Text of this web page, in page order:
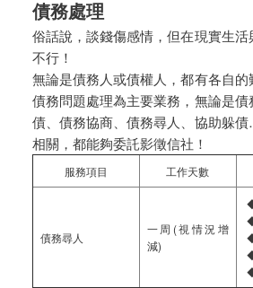
債務處理
俗話說，談錢傷感情，但在現實生
不行！
無論是債務人或債權人，都有各自
債務問題處理為主要業務，無論是
債、債務協商、債務尋人、協助躲
相關，都能夠委託影徵信社！
服務項目 工作天數
債務尋人
一周(視情況增
減)